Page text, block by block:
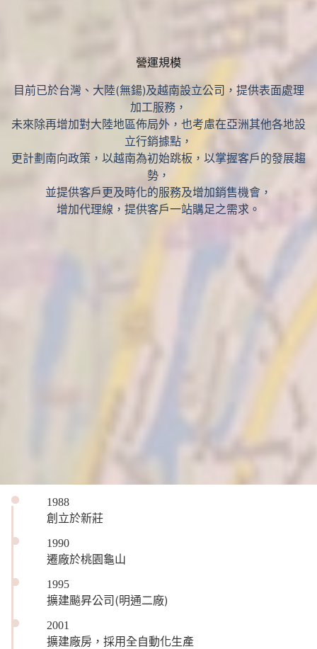
營運規模
目前已於台灣、大陸(無鍚)及越南設立公司，提供表面處理
加工服務，
未來除再增加對大陸地區佈局外，也考慮在亞洲其他各地設
立行銷據點，
更計劃南向政策，以越南為初始跳板，以掌握客戶的發展趨
勢，
並提供客戶更及時化的服務及增加銷售機會，
增加代理線，提供客戶一站購足之需求。
1988
創立於新莊
1990
遷廠於桃園龜山
1995
擴建飈昇公司(明通二廠)
2001
擴建廠房，採用全自動化生產